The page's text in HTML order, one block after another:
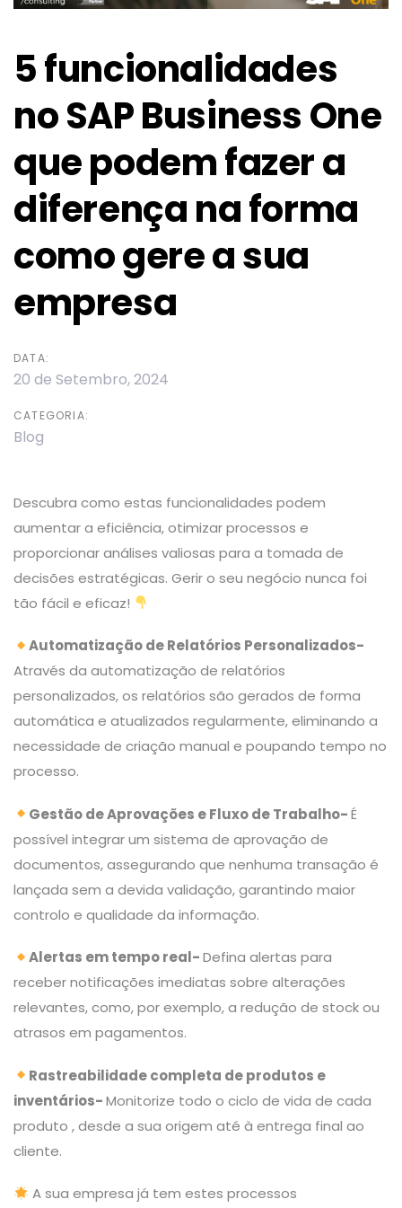
5 funcionalidades
no SAP Business One
que podem fazer a
diferença na forma
como gere a sua
empresa
DATA:
20 de Setembro, 2024
CATEGORIA:
Blog
Descubra como estas funcionalidades podem
aumentar a eficiência, otimizar processos e
proporcionar análises valiosas para a tomada de
decisões estratégicas. Gerir o seu negócio nunca foi
tão fácil e eficaz!
Automatização de Relatórios Personalizados-
Através da automatização de relatórios
personalizados, os relatórios são gerados de forma
automática e atualizados regularmente, eliminando a
necessidade de criação manual e poupando tempo no
processo.
Gestão de Aprovações e Fluxo de Trabalho-É
possível integrar um sistema de aprovação de
documentos, assegurando que nenhuma transação é
lançada sem a devida validação, garantindo maior
controlo e qualidade da informação.
Alertas em tempo real-Defina alertas para
receber notificações imediatas sobre alterações
relevantes, como, por exemplo, a redução de stock ou
atrasos em pagamentos.
Rastreabilidade completa de produtos e
inventários-Monitorize todo o ciclo de vida de cada
produto , desde a sua origem até à entrega final ao
cliente.
A sua empresa já tem estes processos